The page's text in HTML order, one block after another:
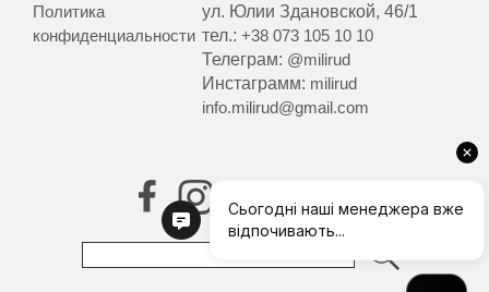
Политика
конфиденциальности
ул. Юлии Здановской, 46/1
тел.:+38 073 105 10 10
Телеграм: @milirud
Инстаграмм: milirud
info.milirud@gmail.com